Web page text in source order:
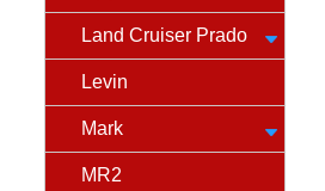
Land Cruiser Prado
Levin
Mark
MR2